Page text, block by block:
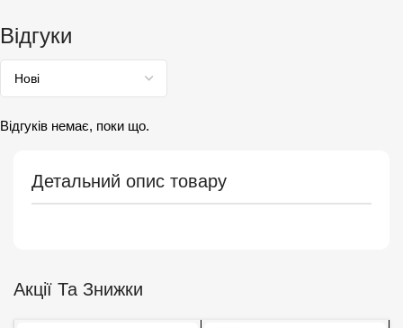
Детальний опис товару
Відгуки
Відгуків немає, поки що.
Акції Та Знижки